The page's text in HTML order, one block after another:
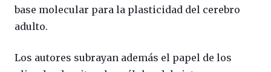
base molecular para la plasticidad del cerebro
adulto.
Los autores subrayan además el papel de los